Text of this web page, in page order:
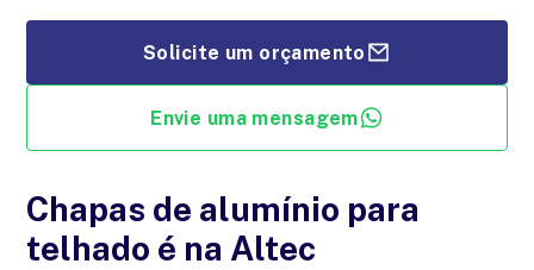
Solicite um orçamento
Envie uma mensagem
Chapas de alumínio para
telhado é na Altec